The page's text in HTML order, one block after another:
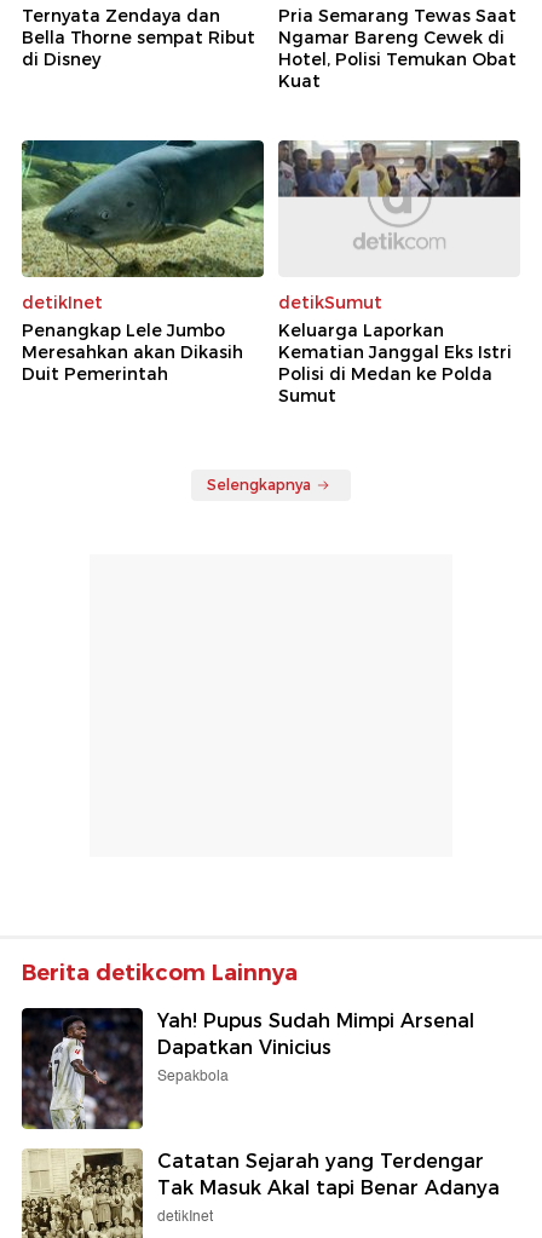
Ternyata Zendaya dan
Bella Thorne sempat Ribut
di Disney
Pria Semarang Tewas Saat
Ngamar Bareng Cewek di
Hotel, Polisi Temukan Obat
Kuat
detikInet
Penangkap Lele Jumbo
Meresahkan akan Dikasih
Duit Pemerintah
detikSumut
Keluarga Laporkan
Kematian Janggal Eks Istri
Polisi di Medan ke Polda
Sumut
Selengkapnya
Berita detikcom Lainnya
Yah! Pupus Sudah Mimpi Arsenal
Dapatkan Vinicius
Sepakbola
Catatan Sejarah yang Terdengar
Tak Masuk Akal tapi Benar Adanya
detikInet